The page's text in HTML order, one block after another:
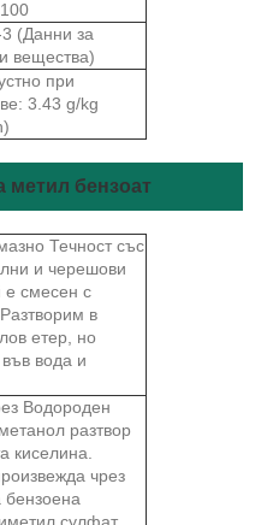
(Данни за
вещества)
при
3.43 g/kg
метил бензоат
Течност със
и черешови
е смесен с
в
етер, но
вода и
Водороден
разтвор
киселина.
чрез
бензоена
сулфат